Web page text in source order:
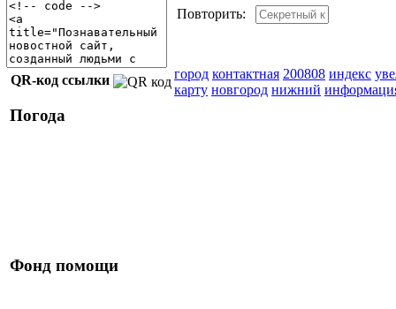
QR-код ссылки
Погода
Фонд помощи
Повторить:
город контактная 200808 индекс
карту новгород нижний